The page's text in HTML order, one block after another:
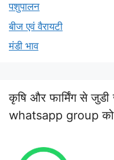
पशुपालन
बीज एवं वैरायटी
मंडी भाव
कृषि और फार्मिंग से जुडी
whatsapp group को